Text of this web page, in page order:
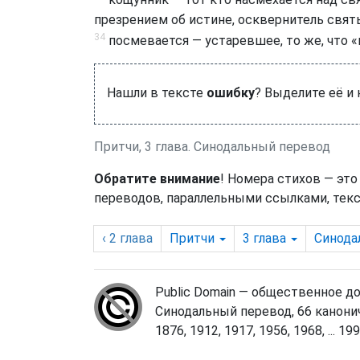
презрением об истине, осквернитель
34 посмевается — устаревшее, то же, что
Нашли в тексте ошибку? Выделите её и
Притчи, 3 глава. Синодальный перевод
Обратите внимание! Номера стихов —
переводов, параллельными ссылками,
‹ 2 глава Притчи 3 глава
Public Domain — общественное
Синодальный перевод, 66
1876, 1912, 1917, 1956, 1968, ...